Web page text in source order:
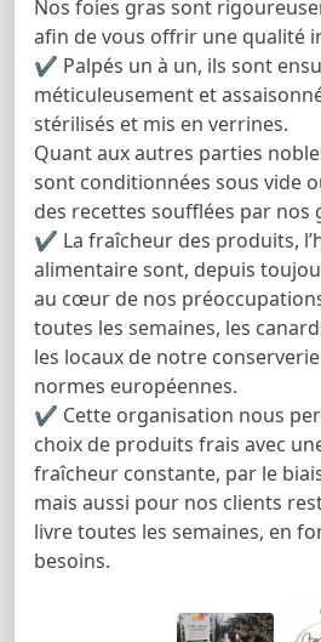
Nos foies gras sont
afin de vous offrir une qualité
✔ Palpés un à un, ils sont
méticuleusement et
stérilisés et mis en verrines.
Quant aux autres parties
sont conditionnées sous vide
des recettes soufflées par nos
✔ La fraîcheur des produits,
alimentaire sont, depuis
au cœur de nos
toutes les semaines, les
les locaux de notre
normes européennes.
✔ Cette organisation nous
choix de produits frais avec
fraîcheur constante, par le
mais aussi pour nos clients
livre toutes les semaines, en
besoins.